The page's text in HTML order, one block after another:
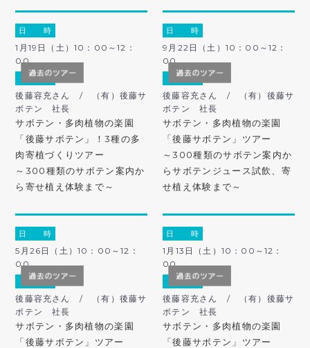
日 時
1月19日（土）10：00～12：
00
ガ イ ド
後藤容充さん / （有）後藤サ
ボテン 社長
サボテン・多肉植物の楽園
「後藤サボテン」！3種の多
肉寄植づくりツアー
～300種類のサボテン案内か
ら寄せ植え体験まで～
日 時
9月22日（土）10：00～12：
00
ガ イ ド
後藤容充さん / （有）後藤サ
ボテン 社長
サボテン・多肉植物の楽園
「後藤サボテン」ツアー
～300種類のサボテン案内か
らサボテンジュース試飲、寄
せ植え体験まで～
日 時
5月26日（土）10：00～12：
00
ガ イ ド
後藤容充さん / （有）後藤サ
ボテン 社長
サボテン・多肉植物の楽園
「後藤サボテン」ツアー
日 時
1月13日（土）10：00～12：
00
ガ イ ド
後藤容充さん / （有）後藤サ
ボテン 社長
サボテン・多肉植物の楽園
「後藤サボテン」ツアー